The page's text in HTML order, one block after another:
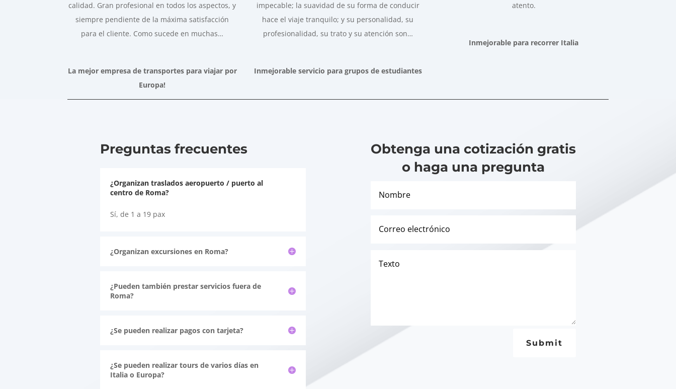
calidad. Gran profesional en todos los aspectos, y
siempre pendiente de la máxima satisfacción
para el cliente. Como sucede en muchas…
La mejor empresa de transportes para viajar por
Europa!
impecable; la suavidad de su forma de conducir
hace el viaje tranquilo; y su personalidad, su
profesionalidad, su trato y su atención son…
Inmejorable servicio para grupos de estudiantes
atento.
Inmejorable para recorrer Italia
Preguntas frecuentes
¿Organizan traslados aeropuerto / puerto al
centro de Roma?
Sí, de 1 a 19 pax
¿Organizan excursiones en Roma?
¿Pueden también prestar servicios fuera de
Roma?
¿Se pueden realizar pagos con tarjeta?
¿Se pueden realizar tours de varios días en
Italia o Europa?
Obtenga una cotización gratis
o haga una pregunta
Submit